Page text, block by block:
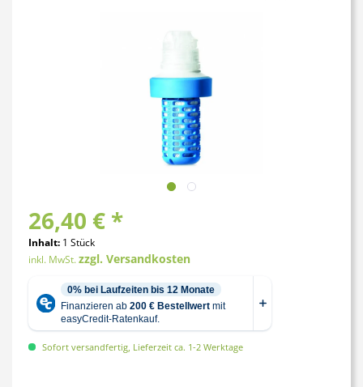
26,40 € *
Inhalt: 1 Stück
inkl. MwSt.zzgl. Versandkosten
Sofort versandfertig, Lieferzeit ca. 1-2 Werktage